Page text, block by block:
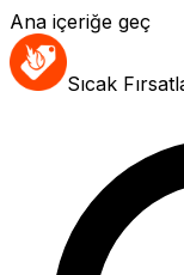
Ana içeriğe geç
Sıcak